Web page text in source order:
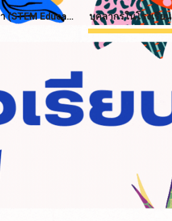
อบรมสะเต็มศึกษา (STEM Education) บุคลากรในโรงเรียน